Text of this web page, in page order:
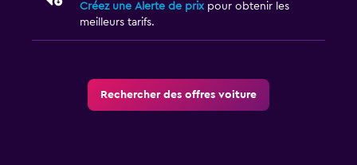
Créez une Alerte de prixpour obtenir les
meilleurs tarifs.
Rechercher des offres voiture